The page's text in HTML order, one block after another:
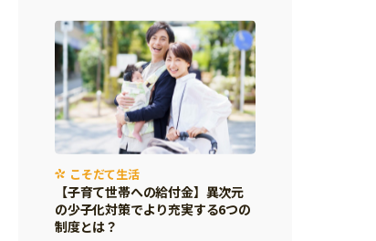
こそだて生活
【子育て世帯への給付金】異次元
の少子化対策でより充実する6つの
制度とは？